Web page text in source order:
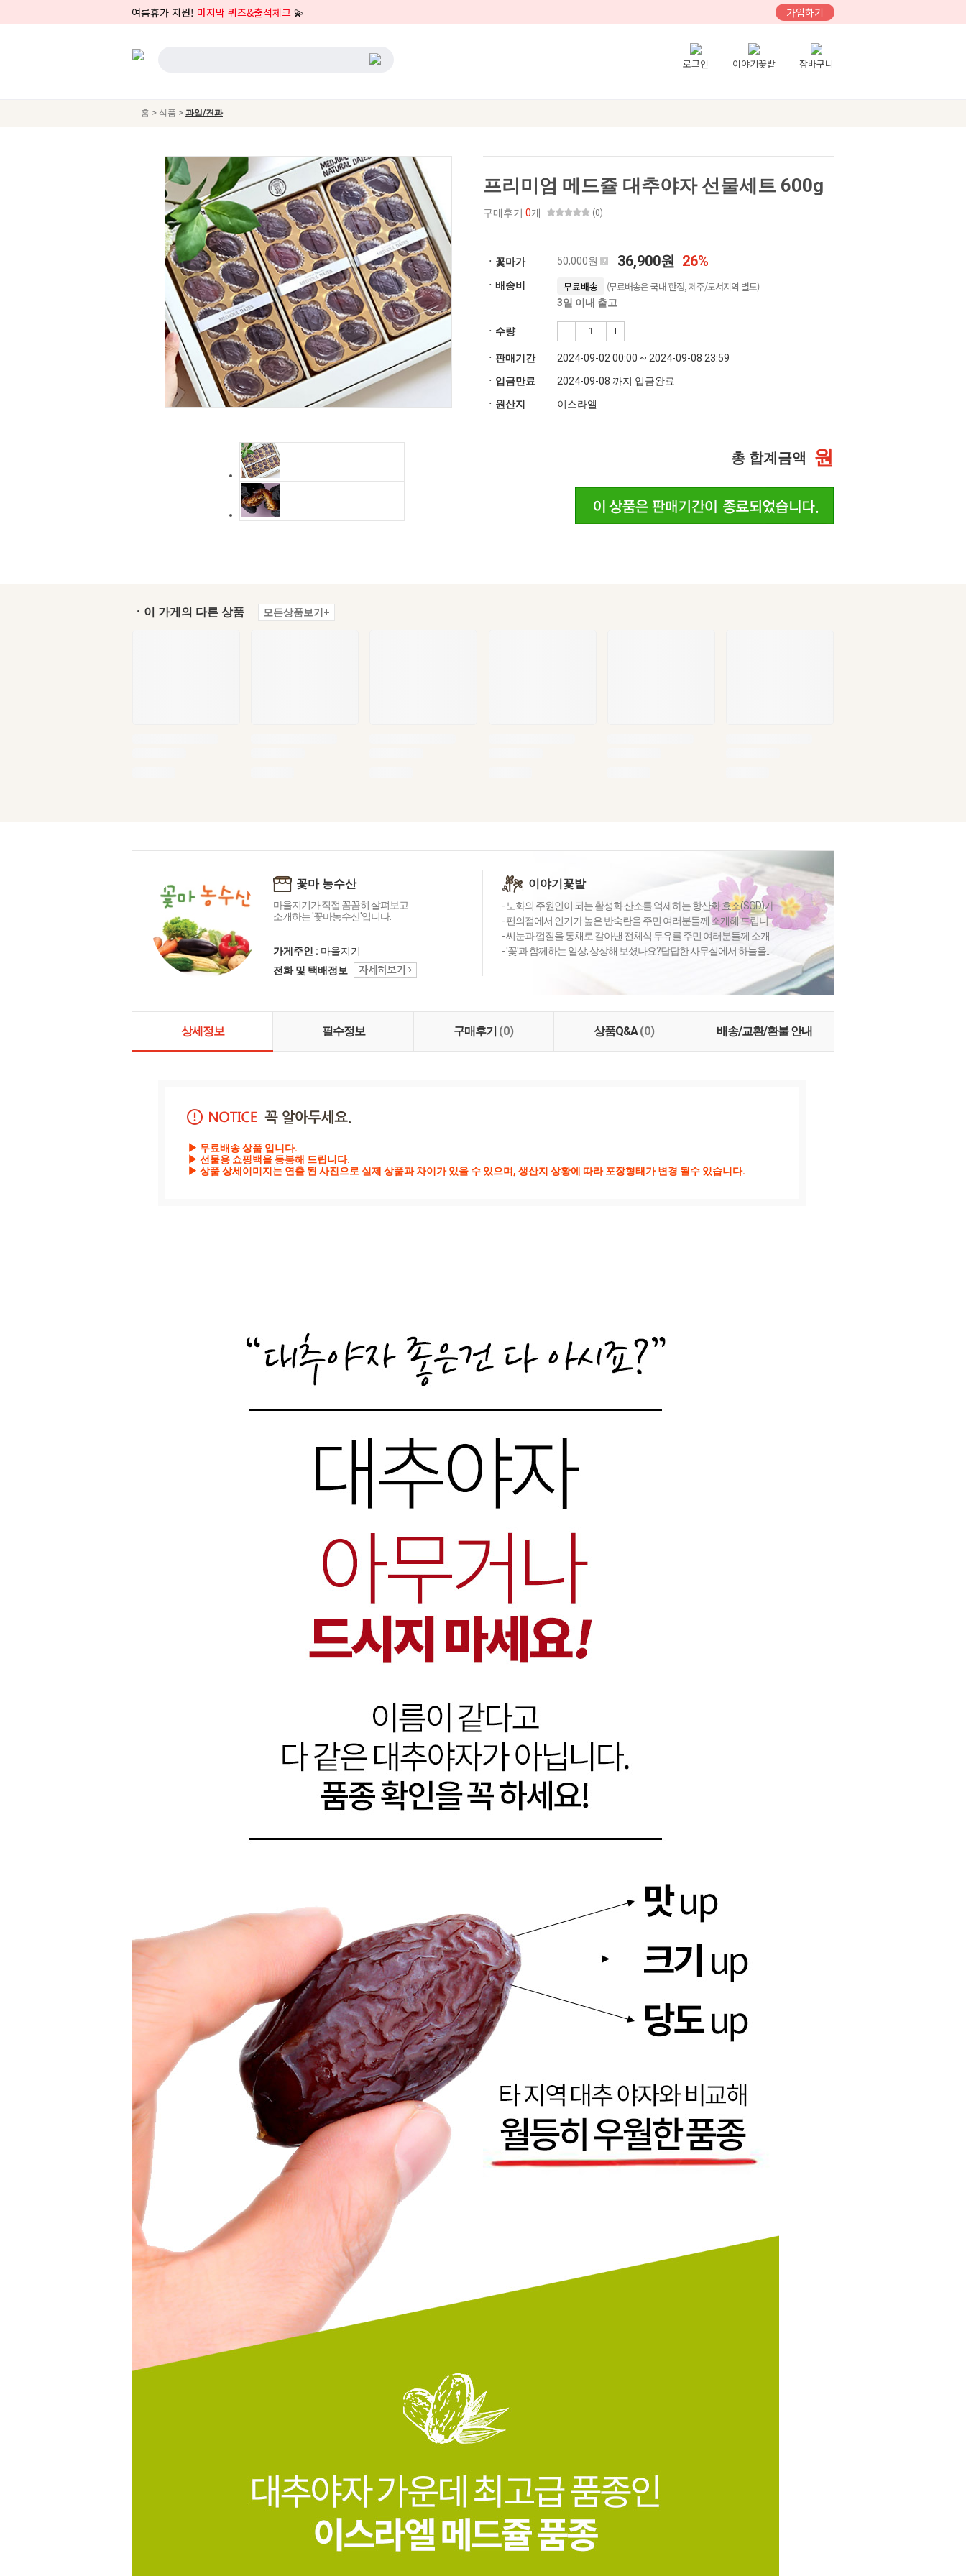
여름휴가 지원! 마지막 퀴즈&출석체크 💫 가입하기
로그인 이야기꽃밭 장바구니
홈 > 식품 > 과일/견과
프리미엄 메드쥴 대추야자 선물세트 600g
구매후기 0개 (0)
ㆍ꽃마가 50,000원 36,900원 26%
ㆍ배송비 무료배송 (무료배송은 국내 한정, 제주/도서지역 별도)
3일 이내 출고
ㆍ수량
ㆍ판매기간
2024-09-02 00:00 ~ 2024-09-08 23:59
ㆍ입금만료
2024-09-08 까지 입금완료
ㆍ원산지
이스라엘
총 합계금액 원
ㆍ이 가게의 다른 상품 모든상품보기+
꽃마 농수산
마을지기가 직접 꼼꼼히 살펴보고
소개하는 '꽃마농수산'입니다.
가게주인 : 마을지기
전화 및 택배정보
이야기꽃밭
- 노화의 주원인이 되는 활성화 산소를 억제하는 항산화 효소(SOD)가...
- 편의점에서 인기가 높은 반숙란을 주민 여러분들께 소개해 드립니...
- 씨눈과 껍질을 통채로 갈아낸 전체식 두유를 주민 여러분들께 소개...
- '꽃'과 함께하는 일상, 상상해 보셨나요?답답한 사무실에서 하늘을...
상세정보 필수정보 구매후기 (0) 상품Q&A(0) 배송/교환/환불 안내
▶ 무료배송 상품 입니다.
▶ 선물용 쇼핑백을 동봉해 드립니다.
▶ 상품 상세이미지는 연출 된 사진으로 실제 상품과 차이가 있을 수 있으며, 생산지 상황에 따라 포장형태가 변경 될수 있습니다.